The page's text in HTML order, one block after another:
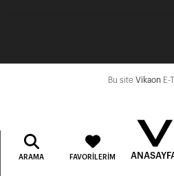
Bu site Vikaon E-
ARAMA FAVORILERIM